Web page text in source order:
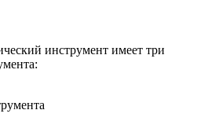
инструмент имеет три